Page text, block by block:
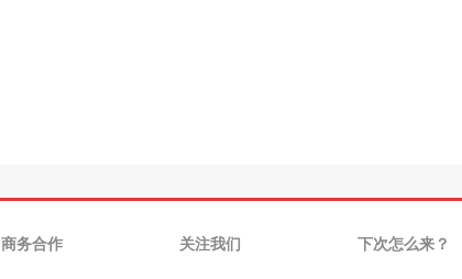
商务合作 关注我们 下次怎么来？